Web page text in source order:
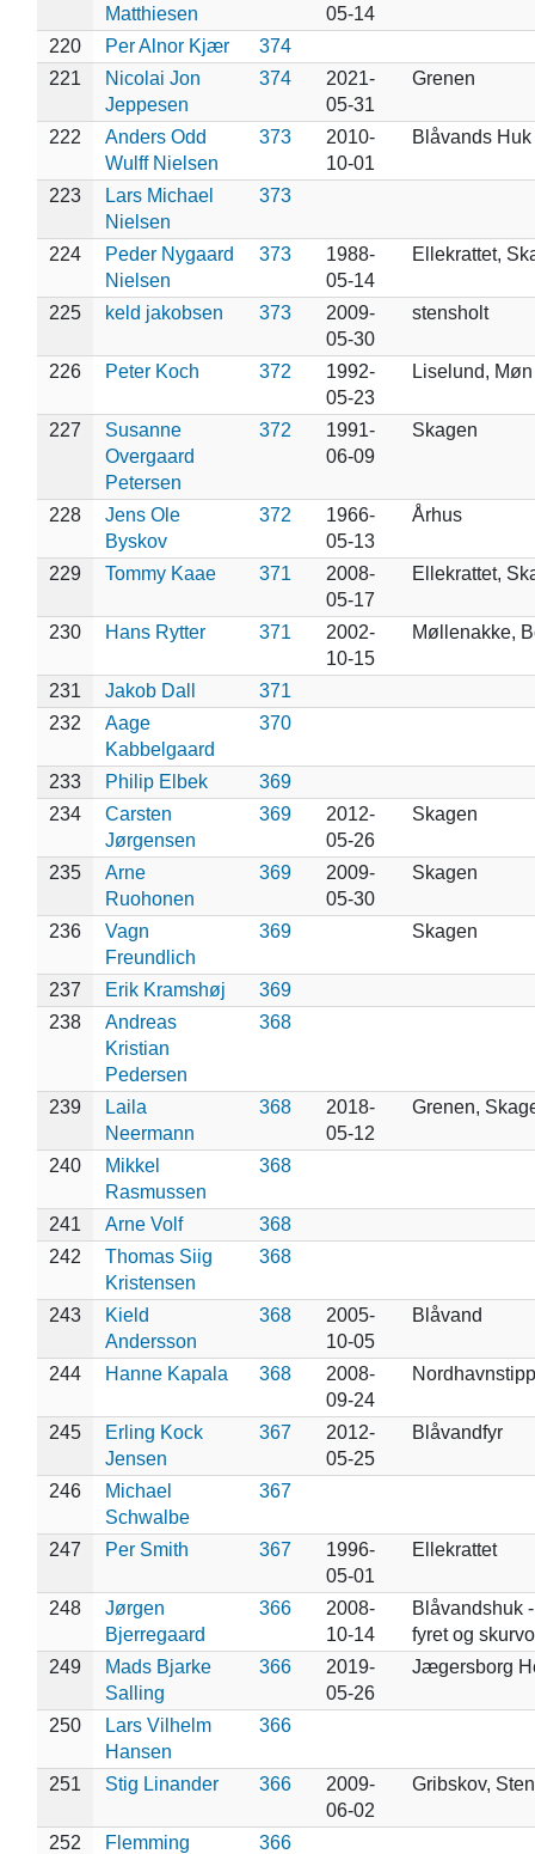
Matthiesen
05-14
220
Per Alnor Kjær
374
221
Nicolai Jon
Jeppesen
374
2021-
05-31
Grenen
222
Anders Odd
Wulff Nielsen
373
2010-
10-01
Blåvands Huk
223
Lars Michael
Nielsen
373
224
Peder Nygaard
Nielsen
373
1988-
05-14
Ellekrattet,
225 keld jakobsen 373
2009-
05-30
stensholt
226 Peter Koch 372
1992-
05-23
Liselund, Møn
227
Susanne
Overgaard
Petersen
372
1991-
06-09
Skagen
228
Jens Ole
Byskov
372
1966-
05-13
Århus
229 Tommy Kaae 371
2008-
05-17
Ellekrattet,
230 Hans Rytter 371
2002-
10-15
Møllenakke,
231 Jakob Dall
371
232
Aage
Kabbelgaard
370
233 Philip Elbek
369
234
Carsten
Jørgensen
369
2012-
05-26
Skagen
235
Arne
Ruohonen
369
2009-
05-30
Skagen
236
Vagn
Freundlich
369 Skagen
237 Erik Kramshøj
369
238
Andreas
Kristian
Pedersen
368
239
Laila
Neermann
368
2018-
05-12
Grenen,
240
Mikkel
Rasmussen
368
241 Arne Volf
368
242
Thomas Siig
Kristensen
368
243
Kield
Andersson
368
2005-
10-05
Blåvand
244 Hanne Kapala 368
2008-
09-24
245
Erling Kock
Jensen
367
2012-
05-25
Blåvandfyr
246
Michael
Schwalbe
367
247 Per Smith 367
1996-
05-01
Ellekrattet
248
Jørgen
Bjerregaard
366
2008-
10-14
Blåvandshuk
fyret og
249
Mads Bjarke
Salling
366
2019-
05-26
Jægersborg
250
Lars Vilhelm
Hansen
366
251 Stig Linander 366
2009-
06-02
Gribskov,
252
Flemming
366